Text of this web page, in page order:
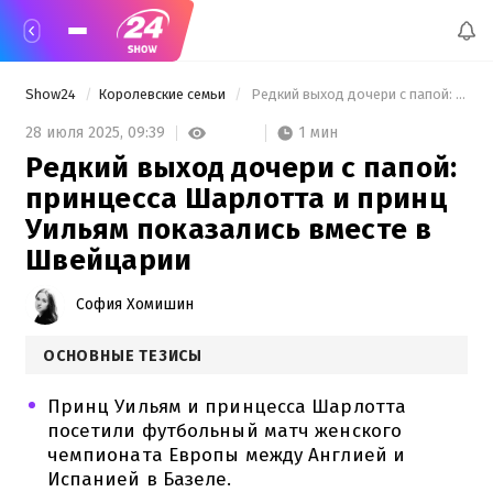
Show24 Королевские семьи Редкий выход дочери с папой: принцесса Шарлотта и принц Уильям показались вместе в Швейцарии
28 июля 2025, 09:39 1 мин
Редкий выход дочери с папой:
принцесса Шарлотта и принц
Уильям показались вместе в
Швейцарии
София Хомишин
ОСНОВНЫЕ ТЕЗИСЫ
Принц Уильям и принцесса Шарлотта
посетили футбольный матч женского
чемпионата Европы между Англией и
Испанией в Базеле.